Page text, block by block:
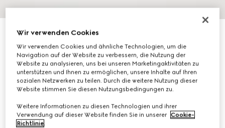
Sonnenbrille mit ovalem Rahmen
€ 430
Variantenschwarz
Wir verwenden Cookies
Wir verwenden Cookies und ähnliche Technologien, um die
Navigation auf der Website zu verbessern, die Nutzung der
Website zu analysieren, uns bei unseren Marketingaktivitäten zu
unterstützen und Ihnen zu ermöglichen, unsere Inhalte auf Ihren
sozialen Netzwerken zu teilen. Durch die weitere Nutzung dieser
Website stimmen Sie diesen Nutzungsbedingungen zu.
Weitere Informationen zu diesen Technologien und ihrer
Verwendung auf dieser Website finden Sie in unserer Cookie-
Richtlinie.